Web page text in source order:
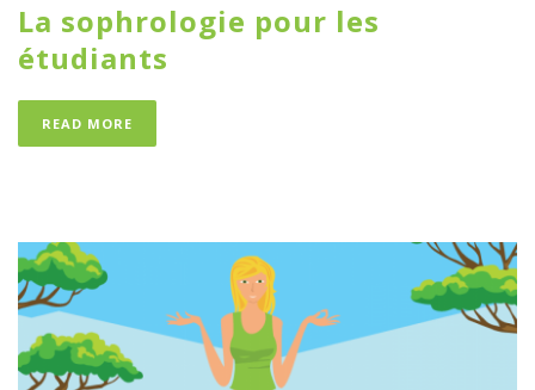
La sophrologie pour les
étudiants
READ MORE